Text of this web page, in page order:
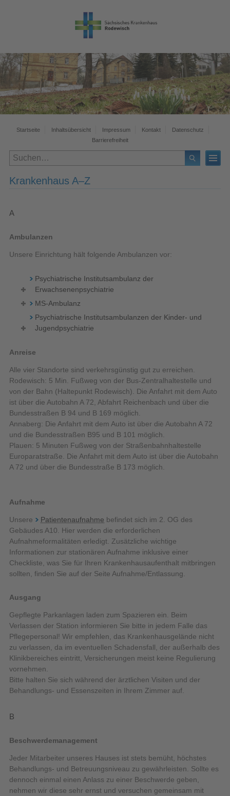
Startseite Inhaltsübersicht Impressum Kontakt
Datenschutz
Barrierefreiheit
Krankenhaus A–Z
A
Ambulanzen
Unsere Einrichtung hält folgende Ambulanzen vor:
Psychiatrische Institutsambulanz der
Erwachsenenpsychiatrie
MS-Ambulanz
Psychiatrische Institutsambulanzen der Kinder- und
Jugendpsychiatrie
Anreise
Alle vier Standorte sind verkehrsgünstig gut zu erreichen.
Rodewisch: 5 Min. Fußweg von der Bus-Zentralhaltestelle und
von der Bahn (Haltepunkt Rodewisch). Die Anfahrt mit dem Auto
ist über die Autobahn A 72, Abfahrt Reichenbach und über die
Bundesstraßen B 94 und B 169 möglich.
Annaberg: Die Anfahrt mit dem Auto ist über die Autobahn A 72
und die Bundesstraßen B95 und B 101 möglich.
Plauen: 5 Minuten Fußweg von der Straßenbahnhaltestelle
Europaratstraße. Die Anfahrt mit dem Auto ist über die Autobahn
A 72 und über die Bundesstraße B 173 möglich.
Aufnahme
Unsere Patientenaufnahme befindet sich im 2. OG des
Gebäudes A10. Hier werden die erforderlichen
Aufnahmeformalitäten erledigt. Zusätzliche wichtige
Informationen zur stationären Aufnahme inklusive einer
Checkliste, was Sie für Ihren Krankenhausaufenthalt mitbringen
sollten, finden Sie auf der Seite Aufnahme/Entlassung.
Ausgang
Gepflegte Parkanlagen laden zum Spazieren ein. Beim
Verlassen der Station informieren Sie bitte in jedem Falle das
Pflegepersonal! Wir empfehlen, das Krankenhausgelände nicht
zu verlassen, da im eventuellen Schadensfall, der außerhalb des
Klinikbereiches eintritt, Versicherungen meist keine Regulierung
vornehmen.
Bitte halten Sie sich während der ärztlichen Visiten und der
Behandlungs- und Essenszeiten in Ihrem Zimmer auf.
B
Beschwerdemanagement
Jeder Mitarbeiter unseres Hauses ist stets bemüht, höchstes
Behandlungs- und Betreuungsniveau zu gewährleisten. Sollte es
dennoch einmal einen Anlass zu einer Beschwerde geben,
nehmen wir diese sehr ernst und versuchen gemeinsam mit